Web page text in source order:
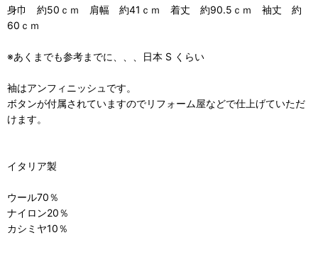
身巾 約50ｃｍ 肩幅 約41ｃｍ 着丈 約90.5ｃｍ 袖丈 約
60ｃｍ
※あくまでも参考までに、、、日本 S くらい
袖はアンフィニッシュです。
ボタンが付属されていますのでリフォーム屋などで仕上げていただ
けます。
イタリア製
ウール70％
ナイロン20％
カシミヤ10％